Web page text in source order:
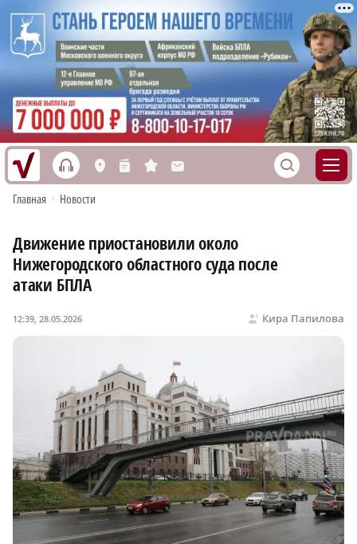
h L n s M S
Главная • Новости
Движение приостановили около
Нижегородского областного суда после
атаки БПЛА
Кира Папилова
12:39, 28.05.2026